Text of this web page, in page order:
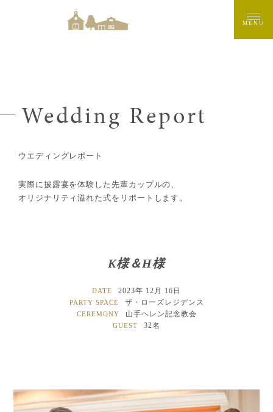
MENU
Wedding Report
ウエディングレポート
実際に披露宴を体験した先輩カップルの、
オリジナリティ溢れた式をリポートします。
K様＆H様
DATE 2023年 12月 16日
PARTY SPACE ザ・ローズレジデンス
CEREMONY 山手ヘレン記念教会
GUEST 32名